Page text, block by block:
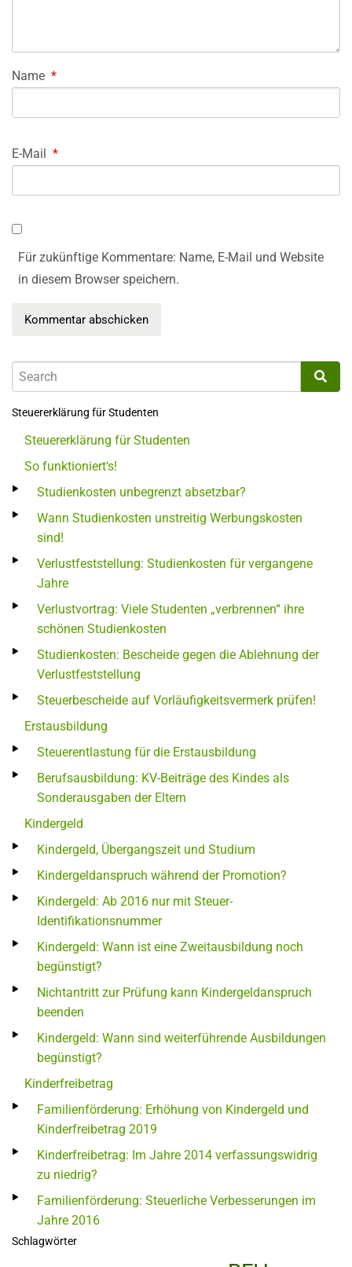
Name *
E-Mail *
Für zukünftige Kommentare: Name, E-Mail und Website
in diesem Browser speichern.
Steuererklärung für Studenten
Steuererklärung für Studenten
So funktioniert‘s!
Studienkosten unbegrenzt absetzbar?
Wann Studienkosten unstreitig Werbungskosten
sind!
Verlustfeststellung: Studienkosten für vergangene
Jahre
Verlustvortrag: Viele Studenten „verbrennen“ ihre
schönen Studienkosten
Studienkosten: Bescheide gegen die Ablehnung der
Verlustfeststellung
Steuerbescheide auf Vorläufigkeitsvermerk prüfen!
Erstausbildung
Steuerentlastung für die Erstausbildung
Berufsausbildung: KV-Beiträge des Kindes als
Sonderausgaben der Eltern
Kindergeld
Kindergeld, Übergangszeit und Studium
Kindergeldanspruch während der Promotion?
Kindergeld: Ab 2016 nur mit Steuer-
Identifikationsnummer
Kindergeld: Wann ist eine Zweitausbildung noch
begünstigt?
Nichtantritt zur Prüfung kann Kindergeldanspruch
beenden
Kindergeld: Wann sind weiterführende Ausbildungen
begünstigt?
Kinderfreibetrag
Familienförderung: Erhöhung von Kindergeld und
Kinderfreibetrag 2019
Kinderfreibetrag: Im Jahre 2014 verfassungswidrig
zu niedrig?
Familienförderung: Steuerliche Verbesserungen im
Jahre 2016
Schlagwörter